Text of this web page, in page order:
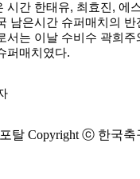
시간 한태유, 최효진, 에
남은시간 슈퍼매치의
서는 이날 수비수 곽희
퍼매치였다.
탈 Copyright ⓒ 한국